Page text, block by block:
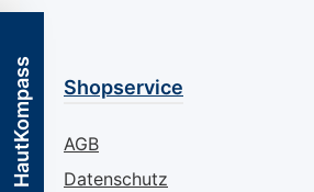
Shopservice
AGB
Datenschutz
HautKompass